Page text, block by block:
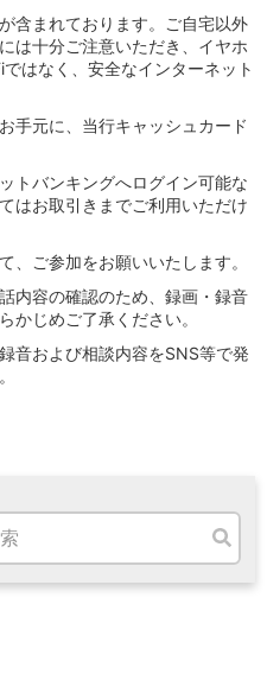
含まれております。ご自宅以外
は十分ご注意いただき、イヤホ
はなく、安全なインターネット
手元に、当行キャッシュカード
トバンキングへログイン可能な
はお取引きまでご利用いただけ
、ご参加をお願いいたします。
内容の確認のため、録画・録音
かじめご了承ください。
音および相談内容をSNS等で発